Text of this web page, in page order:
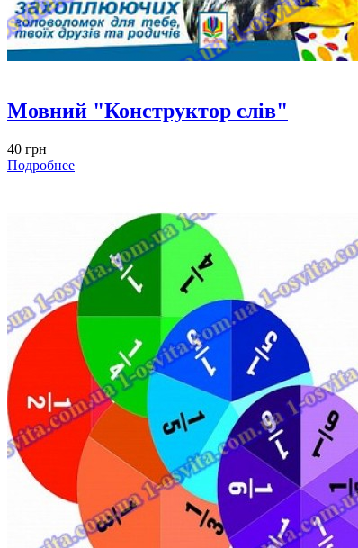
Мовний "Конструктор слів"
40 грн
Подробнее